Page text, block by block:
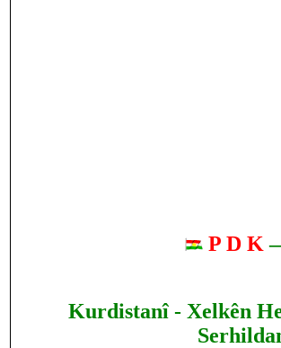
P D K
Kurdistanî - Xelkên